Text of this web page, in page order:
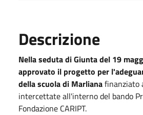
Descrizione
Nella seduta di Giunta del 19
approvato il progetto per
della scuola di Marlianafinanziato
intercettate all'interno del bando
Fondazione CARIPT.